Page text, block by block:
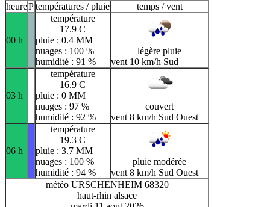
heurePtempératures / pluie temps / vent
00 h
température
17.9 C
pluie : 0.4 MM
nuages : 100 %
humidité : 91 %
légère pluie
vent 10 km/h Sud
03 h
température
16.9 C
pluie : 0 MM
nuages : 97 %
humidité : 92 %
couvert
vent 8 km/h Sud Ouest
06 h
température
19.3 C
pluie : 3.7 MM
nuages : 100 %
humidité : 94 %
pluie modérée
vent 8 km/h Sud Ouest
météo URSCHENHEIM 68320
haut-rhin alsace